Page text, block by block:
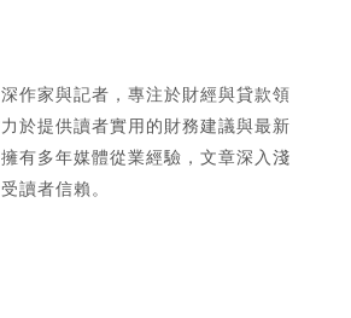
作家與記者，專注於財經與貸款領
於提供讀者實用的財務建議與最新
有多年媒體從業經驗，文章深入淺
讀者信賴。